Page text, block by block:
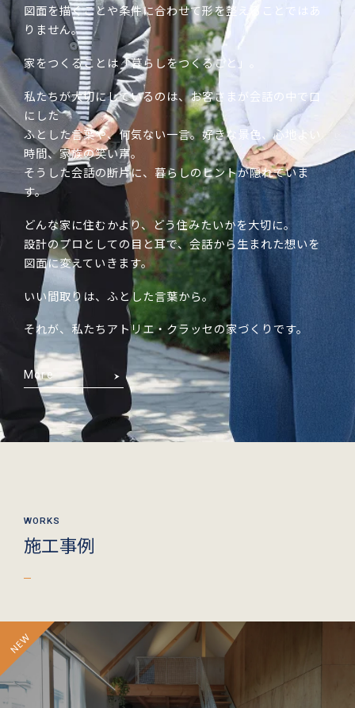
図面を描くことや条件に合わせて形を整えることではあ
りません。
家をつくることは「暮らしをつくること」。
私たちが大切にしているのは、お客さまが会話の中で口
にした
ふとした言葉や、何気ない一言。好きな景色、心地よい
時間、家族の笑い声。
そうした会話の断片に、暮らしのヒントが隠れていま
す。
どんな家に住むかより、どう住みたいかを大切に。
設計のプロとしての目と耳で、会話から生まれた想いを
図面に変えていきます。
いい間取りは、ふとした言葉から。
それが、私たちアトリエ・クラッセの家づくりです。
More
施工事例